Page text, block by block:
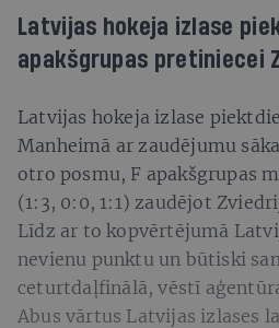
Latvijas hokeja izlase
apakšgrupas pretiniecei
Latvijas hokeja izlase
Manheimā ar zaudējumu
otro posmu, F apakšgrupas
(1:3, 0:0, 1:1) zaudējot
Līdz ar to kopvērtējumā
nevienu punktu un būtiski
ceturtdaļfinālā, vēstī
Abus vārtus Latvijas izlases